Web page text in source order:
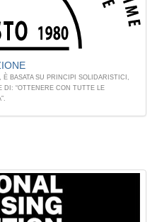
È BASATA SU PRINCIPI SOLIDARISTICI,
DI: “OTTENERE CON TUTTE LE